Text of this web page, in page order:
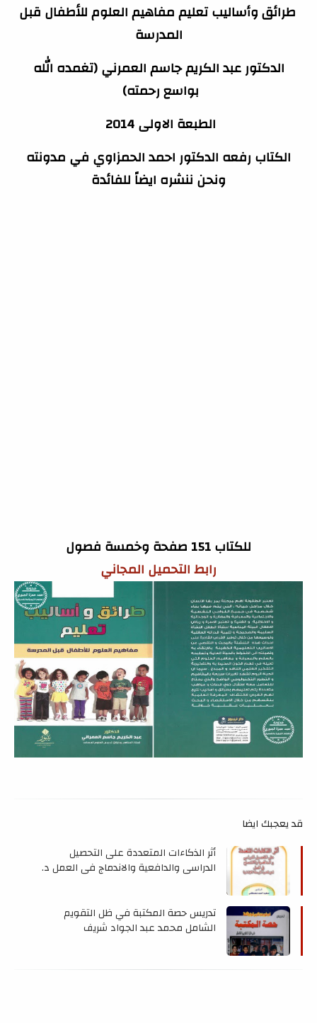
طرائق وأساليب تعليم مفاهيم العلوم للأطفال قبل
المدرسة
الدكتور عبد الكريم جاسم العمرني (تغمده الله
بواسع رحمته)
الطبعة الاولى 2014
الكتاب رفعه الدكتور احمد الحمزاوي في مدونته
ونحن ننشره ايضاً للفائدة
للكتاب 151 صفحة وخمسة فصول
رابط التحميل المجاني
قد يعجبك ايضا
أثر الذكاءات المتعددة على التحصيل
الدراسي والدافعية والاندماج في العمل د.
تدريس حصة المكتبة في ظل التقويم
الشامل محمد عبد الجواد شريف